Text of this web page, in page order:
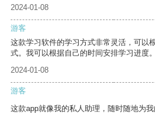
2024-01-08
游客
这款学习软件的学习方式非常灵活，可以
式。我可以根据自己的时间安排学习进度。
2024-01-08
游客
这款app就像我的私人助理，随时随地为我